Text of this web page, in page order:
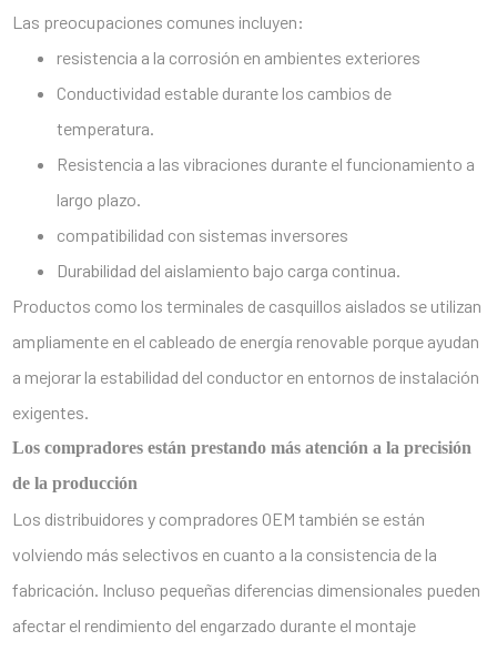
Las preocupaciones comunes incluyen:
resistencia a la corrosión en ambientes exteriores
Conductividad estable durante los cambios de
temperatura.
Resistencia a las vibraciones durante el funcionamiento a
largo plazo.
compatibilidad con sistemas inversores
Durabilidad del aislamiento bajo carga continua.
Productos como los terminales de casquillos aislados se utilizan
ampliamente en el cableado de energía renovable porque ayudan
a mejorar la estabilidad del conductor en entornos de instalación
exigentes.
Los compradores están prestando más atención a la precisión
de la producción
Los distribuidores y compradores OEM también se están
volviendo más selectivos en cuanto a la consistencia de la
fabricación. Incluso pequeñas diferencias dimensionales pueden
afectar el rendimiento del engarzado durante el montaje